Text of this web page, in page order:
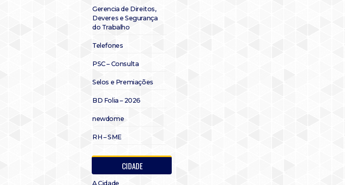
Gerencia de Direitos,
Deveres e Segurança
do Trabalho
Telefones
PSC – Consulta
Selos e Premiações
BD Folia – 2026
newdome
RH – SME
CIDADE
A Cidade